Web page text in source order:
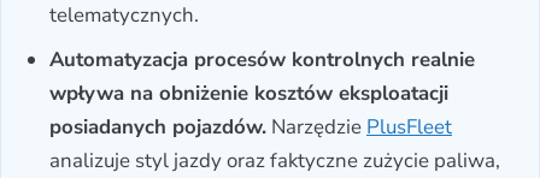
telematycznych.
Automatyzacja procesów kontrolnych realnie
wpływa na obniżenie kosztów eksploatacji
posiadanych pojazdów. Narzędzie PlusFleet
analizuje styl jazdy oraz faktyczne zużycie paliwa,